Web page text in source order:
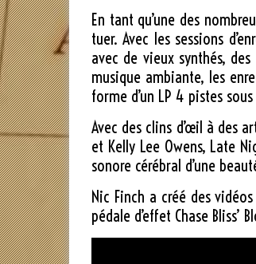
En tant qu’une des
tuer. Avec les sessions
avec de vieux synthés,
musique ambiante, les
forme d’un LP 4 pistes
Avec des clins d’œil à des
et Kelly Lee Owens, Late
sonore cérébral d’une
Nic Finch a créé des
pédale d’effet Chase Bliss’